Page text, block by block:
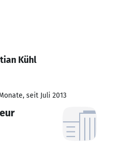
Kühl
seit Juli 2013